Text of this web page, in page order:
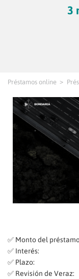
3
Préstamos online
✅ Monto del
✅ Interés:
✅ Plazo:
✅ Revisión de Veraz: